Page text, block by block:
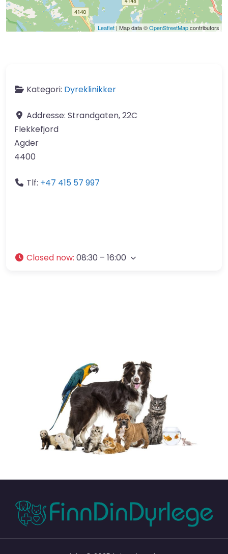
Leaflet | Map data ©OpenStreetMapcontributors
Kategori: Dyreklinikker
Addresse: Strandgaten, 22C
Flekkefjord
Agder
4400
Tlf: +47 415 57 997
Closed now: 08:30 – 16:00